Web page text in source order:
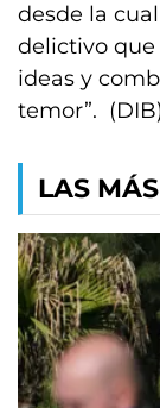
desde la
delictivo que
ideas y
temor”. (DIB)
LAS